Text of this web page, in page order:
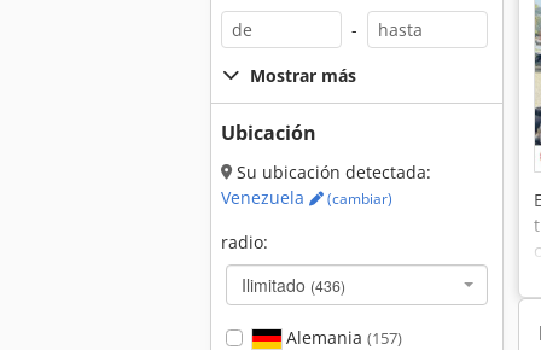
-
Mostrar más
Ubicación
Su ubicación detectada:
Venezuela
(cambiar)
radio:
Ilimitado (436)
Alemania (157)